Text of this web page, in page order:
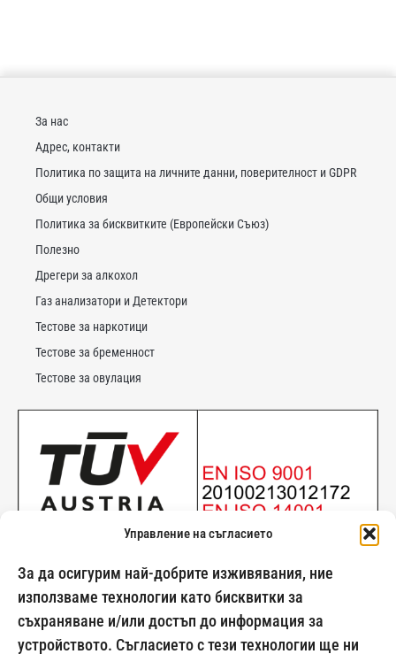
Управление на съгласието
За да осигурим най-добрите изживявания, ние
използваме технологии като бисквитки за
съхраняване и/или достъп до информация за
устройството. Съгласието с тези технологии ще ни
За нас
Адрес, контакти
Политика по защита на личните данни, поверителност и GDPR
Общи условия
Политика за бисквитките (Европейски Съюз)
Полезно
Дрегери за алкохол
Газ анализатори и Детектори
Тестове за наркотици
Тестове за бременност
Тестове за овулация
024500269